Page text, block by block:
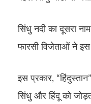
सिंधु नदी का दूसरा
फारसी विजेताओं ने इस
इस प्रकार,
सिंधु और हिंदू को